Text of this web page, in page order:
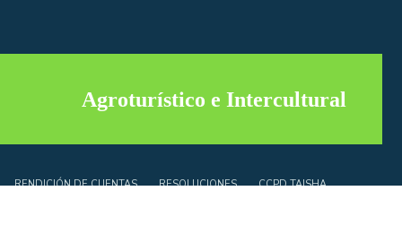
Agroturístico e Intercultural
RENDICIÓN DE CUENTAS RESOLUCIONES
CCPD TAISHA